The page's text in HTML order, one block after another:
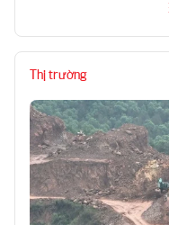
Thị trường